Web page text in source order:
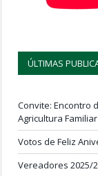
ÚLTIMAS
Convite: Encontro
Agricultura Familiar
Votos de Feliz
Vereadores 2025/